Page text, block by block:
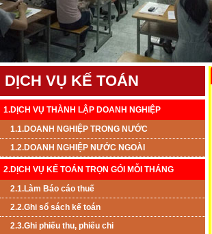
DỊCH VỤ KẾ TOÁN
1.DỊCH VỤ THÀNH LẬP DOANH NGHIỆP
1.1.DOANH NGHIỆP TRONG NƯỚC
1.2.DOANH NGHIỆP NƯỚC NGOÀI
2.DỊCH VỤ KẾ TOÁN TRỌN GÓI MỖI THÁNG
2.1.Làm Báo cáo thuế
2.2.Ghi sổ sách kế toán
2.3.Ghi phiếu thu, phiếu chi